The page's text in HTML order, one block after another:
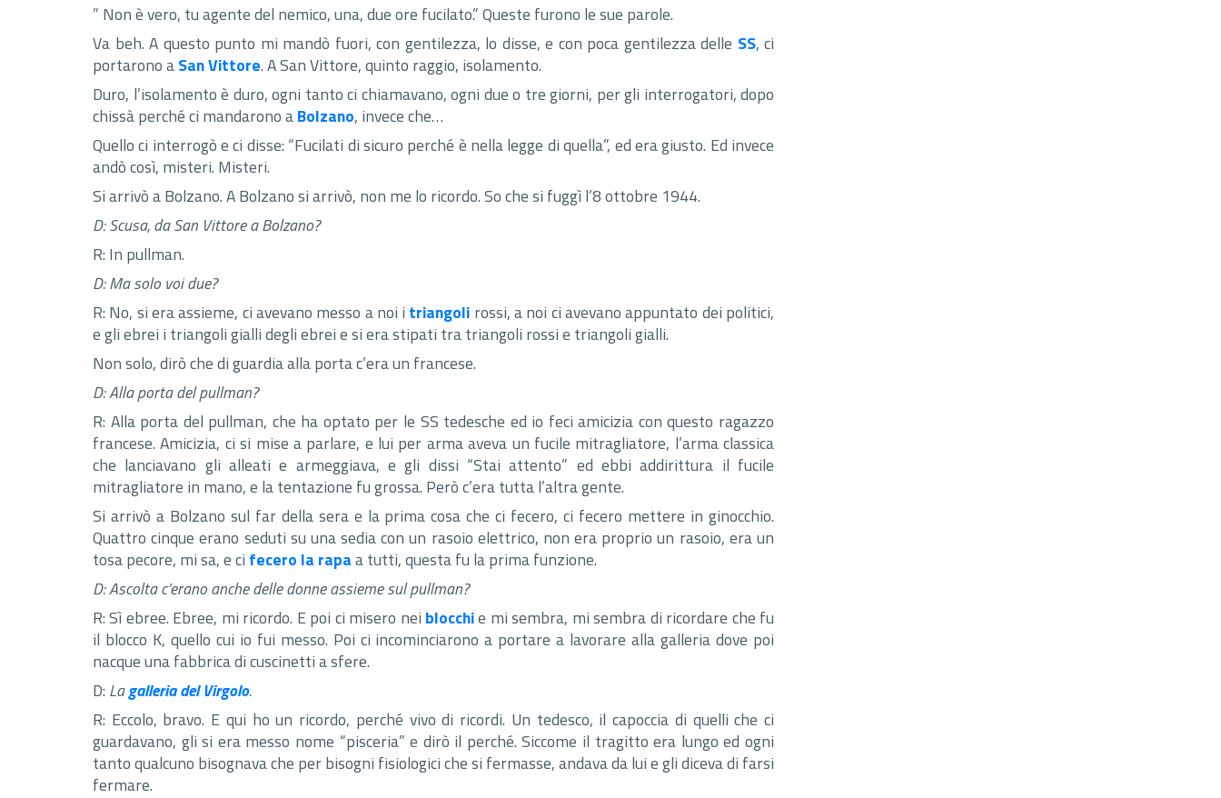
” Non è vero, tu agente del nemico, una, due ore fucilato.” Queste furono le sue parole.
Va beh. A questo punto mi mandò fuori, con gentilezza, lo disse, e con poca gentilezza delle SS, ci
portarono aSan Vittore. A San Vittore, quinto raggio, isolamento.
Duro, l’isolamento è duro, ogni tanto ci chiamavano, ogni due o tre giorni, per gli interrogatori, dopo
chissà perché ci mandarono aBolzano, invece che…
Quello ci interrogò e ci disse: “Fucilati di sicuro perché è nella legge di quella”, ed era giusto. Ed invece
andò così, misteri. Misteri.
Si arrivò a Bolzano. A Bolzano si arrivò, non me lo ricordo. So che si fuggì l’8 ottobre 1944.
D: Scusa, da San Vittore a Bolzano?
R: In pullman.
D: Ma solo voi due?
R: No, si era assieme, ci avevano messo a noi i triangoli rossi, a noi ci avevano appuntato dei politici,
e gli ebrei i triangoli gialli degli ebrei e si era stipati tra triangoli rossi e triangoli gialli.
Non solo, dirò che di guardia alla porta c’era un francese.
D: Alla porta del pullman?
R: Alla porta del pullman, che ha optato per le SS tedesche ed io feci amicizia con questo ragazzo
francese. Amicizia, ci si mise a parlare, e lui per arma aveva un fucile mitragliatore, l’arma classica
che lanciavano gli alleati e armeggiava, e gli dissi “Stai attento” ed ebbi addirittura il fucile
mitragliatore in mano, e la tentazione fu grossa. Però c’era tutta l’altra gente.
Si arrivò a Bolzano sul far della sera e la prima cosa che ci fecero, ci fecero mettere in ginocchio.
Quattro cinque erano seduti su una sedia con un rasoio elettrico, non era proprio un rasoio, era un
tosa pecore, mi sa, e ci fecero la rapaa tutti, questa fu la prima funzione.
D: Ascolta c’erano anche delle donne assieme sul pullman?
R: Sì ebree. Ebree, mi ricordo. E poi ci misero nei blocchie mi sembra, mi sembra di ricordare che fu
il blocco K, quello cui io fui messo. Poi ci incominciarono a portare a lavorare alla galleria dove poi
nacque una fabbrica di cuscinetti a sfere.
D: Lagalleria del Virgolo.
R: Eccolo, bravo. E qui ho un ricordo, perché vivo di ricordi. Un tedesco, il capoccia di quelli che ci
guardavano, gli si era messo nome “pisceria” e dirò il perché. Siccome il tragitto era lungo ed ogni
tanto qualcuno bisognava che per bisogni fisiologici che si fermasse, andava da lui e gli diceva di farsi
fermare.